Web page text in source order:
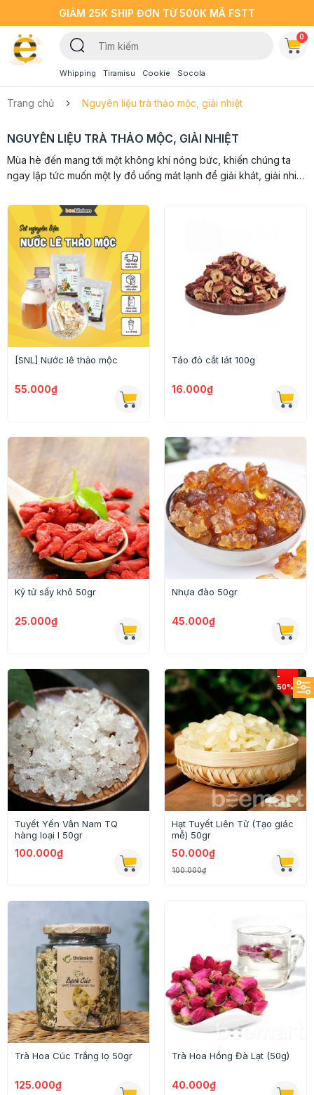
GIẢM 25K SHIP ĐƠN TỪ 500K MÃ FSTT
Whipping Tiramisu Cookie Socola
0
Trang chủ Nguyên liệu trà thảo mộc, giải nhiệt
NGUYÊN LIỆU TRÀ THẢO MỘC, GIẢI NHIỆT
Mùa hè đến mang tới một không khí nóng bức, khiến chúng ta
ngay lập tức muốn một ly đồ uống mát lạnh để giải khát, giải nhiệt.
[SNL] Nước lê thảo mộc
55.000₫
Táo đỏ cắt lát 100g
16.000₫
Kỷ tử sấy khô 50gr
25.000₫
Nhựa đào 50gr
45.000₫
Tuyết Yến Vân Nam TQ
hàng loại I 50gr
100.000₫
Hạt Tuyết Liên Tử (Tạo giác
mễ) 50gr
50.000₫
100.000₫
Trà Hoa Cúc Trắng lọ 50gr
125.000₫
Trà Hoa Hồng Đà Lạt (50g)
40.000₫